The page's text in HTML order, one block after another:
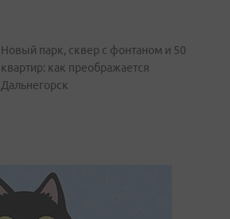
Новый парк, сквер с фонтаном и 50
квартир: как преображается
Дальнегорск